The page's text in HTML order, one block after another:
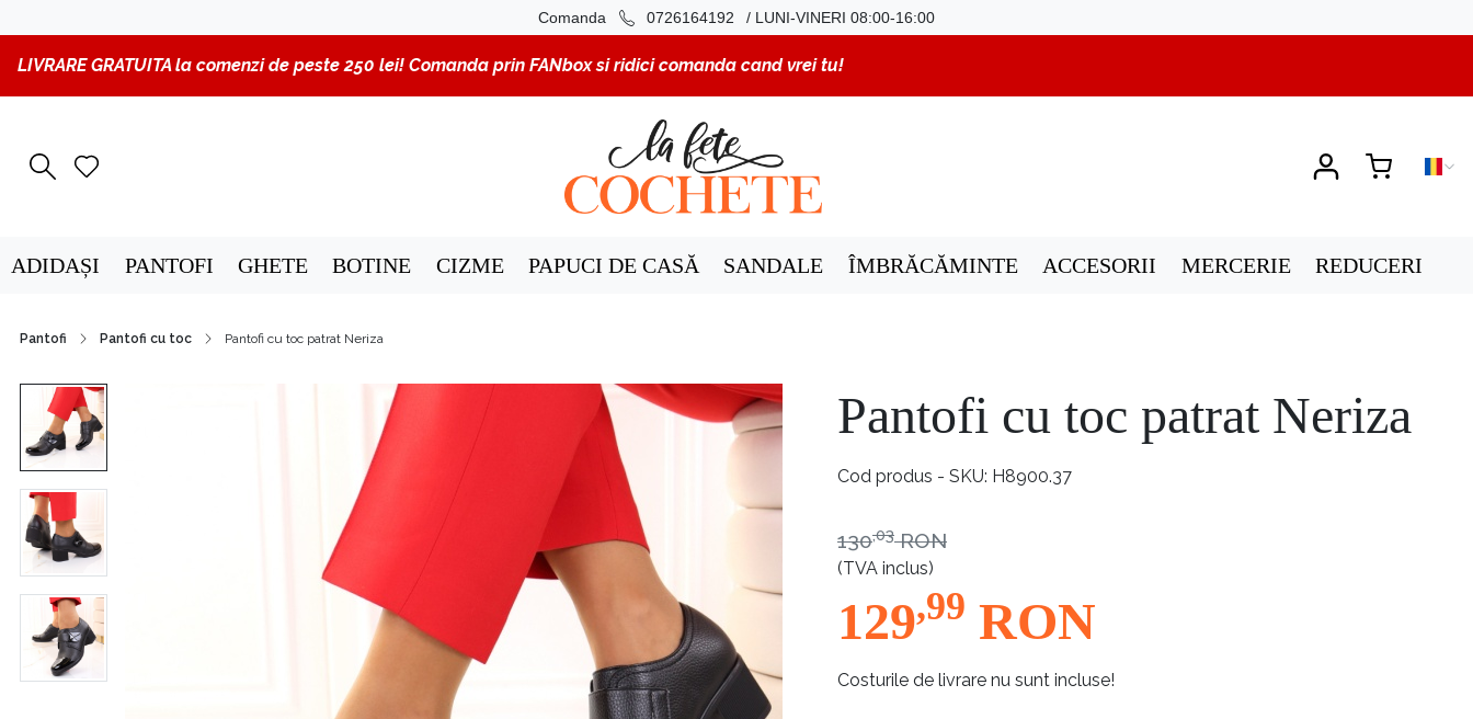
Comanda 0726164192 / LUNI-VINERI 08:00-16:00
LIVRARE GRATUITA la comenzi de peste 250 lei! Comanda prin FANbox si ridici comanda cand vrei tu!
ADIDAȘI PANTOFI GHETE BOTINE CIZME PAPUCI DE CASĂ SANDALE ÎMBRĂCĂMINTE ACCESORII MERCERIE REDUCERI
Pantofi Pantofi cu toc Pantofi cu toc patrat Neriza
Pantofi cu toc patrat Neriza
Cod produs - SKU H8900.37
129,99 RON
(TVA inclus)
130,03 RON
Costurile de livrare nu sunt incluse!